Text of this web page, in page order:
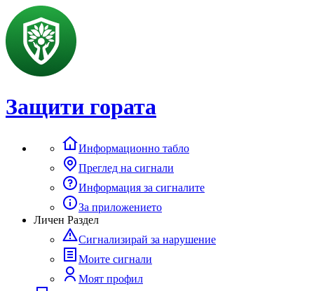
Защити гората
Информационно табло
Преглед на сигнали
Информация за сигналите
За приложението
Личен Раздел
Сигнализирай за нарушение
Моите сигнали
Моят профил